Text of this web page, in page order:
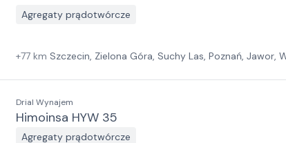
Agregaty prądotwórcze
+77 km Szczecin, Zielona Góra, Suchy Las, Poznań, Jawor,
Drial Wynajem
Himoinsa HYW 35
Agregaty prądotwórcze